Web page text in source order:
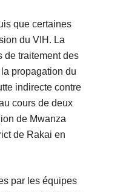
que certaines
du VIH. La
de traitement des
propagation du
indirecte contre
cours de deux
de Mwanza
de Rakai en
par les équipes